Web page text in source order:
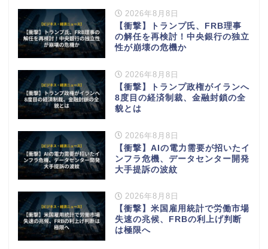
2026年8月8日
【衝撃】トランプ氏、FRB理事
の解任を再検討！中央銀行の独立
性が崩壊の危機か
2026年8月8日
【衝撃】トランプ政権がイランへ
8度目の経済制裁、金融封鎖の全
貌とは
2026年8月8日
【衝撃】AIの電力需要が招いたイ
ンフラ危機、データセンター開発
大手提訴の波紋
2026年8月8日
【衝撃】米国雇用統計で労働市場
失速の兆候、FRBの利上げ判断
は極限へ